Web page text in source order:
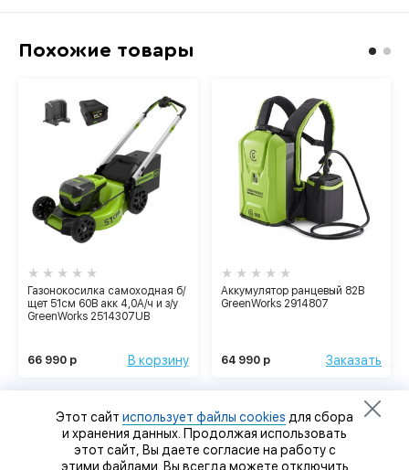
Похожие товары
Газонокосилка самоходная б/
щет 51см 60В акк 4,0А/ч и з/у
GreenWorks 2514307UB
66 990 р В корзину
Аккумулятор ранцевый 82В
GreenWorks 2914807
64 990 р Заказать
Этот сайт использует файлы cookies для сбора
и хранения данных. Продолжая использовать
этот сайт, Вы даете согласие на работу с
этими файлами. Вы всегда можете отключить